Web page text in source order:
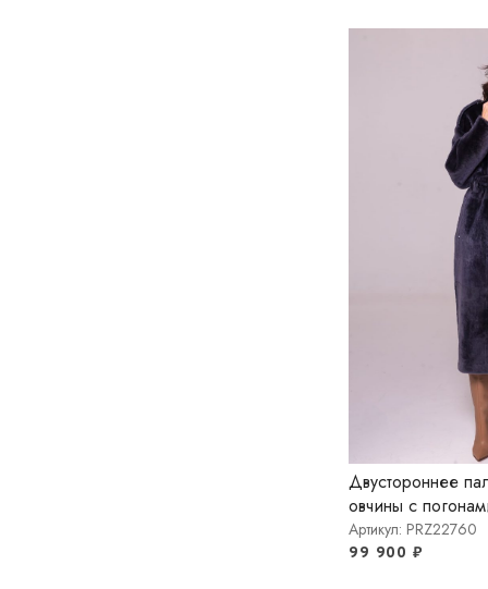
Двустороннее
овчины с
Артикул: PRZ22760
99 900 ₽